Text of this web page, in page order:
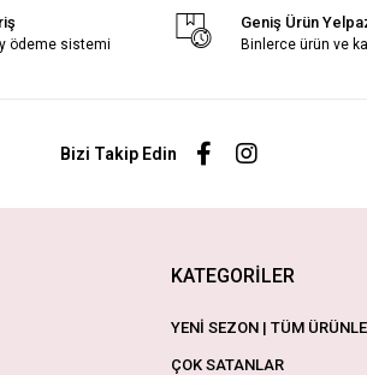
ödeme sistemi
Geniş Ürün
Binlerce ürün ve
Bizi Takip Edin
KATEGORİLER
YENİ SEZON | TÜM
ÇOK SATANLAR